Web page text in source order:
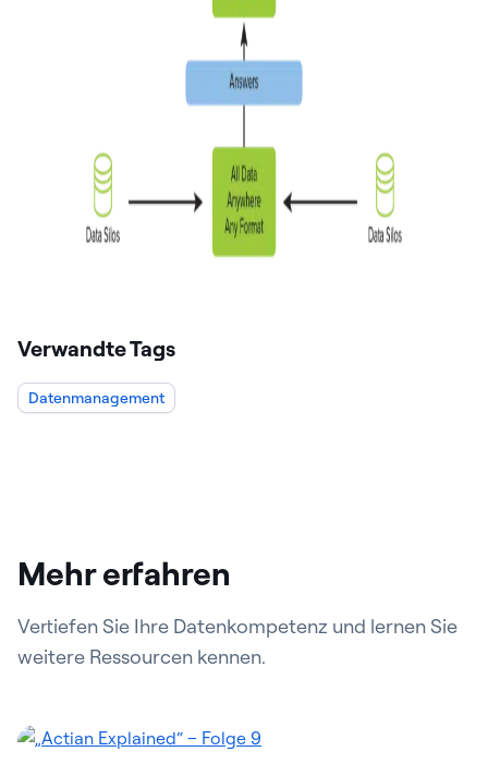
Verwandte Tags
Datenmanagement
Mehr erfahren
Vertiefen Sie Ihre Datenkompetenz und lernen Sie
weitere Ressourcen kennen.